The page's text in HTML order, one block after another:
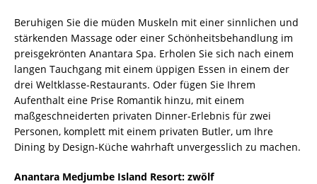
Beruhigen Sie die müden Muskeln mit einer sinnlichen und
stärkenden Massage oder einer Schönheitsbehandlung im
preisgekrönten Anantara Spa. Erholen Sie sich nach einem
langen Tauchgang mit einem üppigen Essen in einem der
drei Weltklasse-Restaurants. Oder fügen Sie Ihrem
Aufenthalt eine Prise Romantik hinzu, mit einem
maßgeschneiderten privaten Dinner-Erlebnis für zwei
Personen, komplett mit einem privaten Butler, um Ihre
Dining by Design-Küche wahrhaft unvergesslich zu machen.
Anantara Medjumbe Island Resort: zwölf